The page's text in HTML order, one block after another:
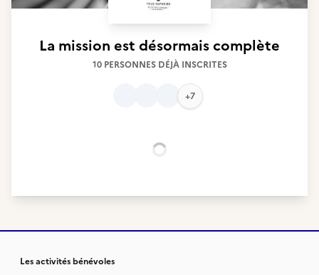
La mission est désormais complète
10 PERSONNES DÉJÀ INSCRITES
+7
Les activités bénévoles